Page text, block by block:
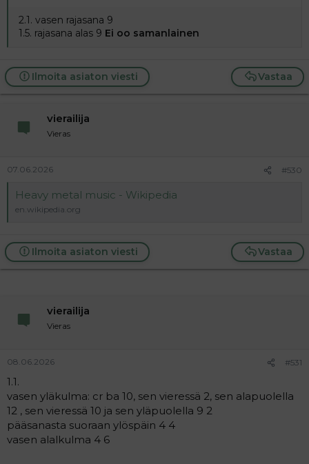
2.1. vasen rajasana 9
1.5. rajasana alas 9 Ei oo samanlainen
Vastaa
Ilmoita asiaton viesti
vierailija
Vieras
07.06.2026 #530
Heavy metal music - Wikipedia
en.wikipedia.org
Vastaa
Ilmoita asiaton viesti
vierailija
Vieras
08.06.2026 #531
1.1.
vasen yläkulma: cr ba 10, sen vieressä 2, sen alapuolella
12 , sen vieressä 10 ja sen yläpuolella 9 2
pääsanasta suoraan ylöspäin 4 4
vasen alalkulma 4 6